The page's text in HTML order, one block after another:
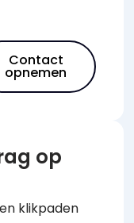
Contact
opnemen
op
klikpaden